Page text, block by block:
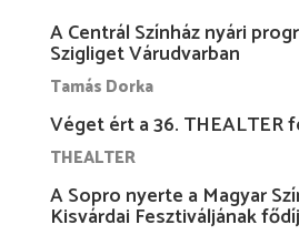
A Centrál Színház nyári
Szigliget Várudvarban
Tamás Dorka
Véget ért a 36. THEALTER
THEALTER
A Sopro nyerte a Magyar
Kisvárdai Fesztiváljának